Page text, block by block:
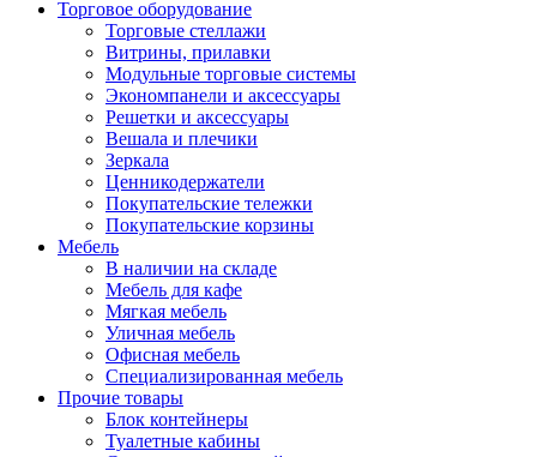
Торговое оборудование
Торговые стеллажи
Витрины, прилавки
Модульные торговые системы
Экономпанели и аксессуары
Решетки и аксессуары
Вешала и плечики
Зеркала
Ценникодержатели
Покупательские тележки
Покупательские корзины
Мебель
В наличии на складе
Мебель для кафе
Мягкая мебель
Уличная мебель
Офисная мебель
Специализированная мебель
Прочие товары
Блок контейнеры
Туалетные кабины